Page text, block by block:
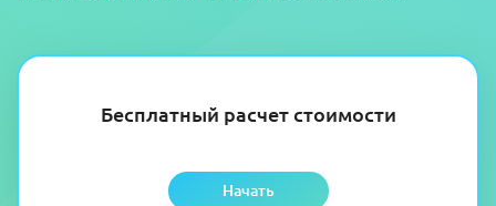
Бесплатный расчет стоимости
Начать